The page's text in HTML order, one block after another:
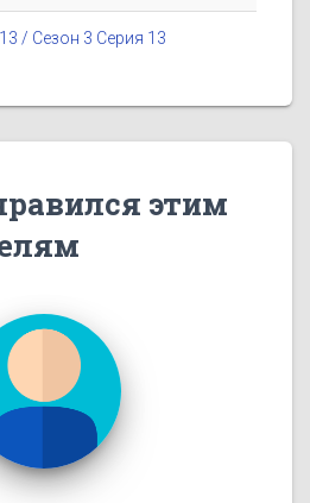
/ Сезон 3 Серия 13
этим